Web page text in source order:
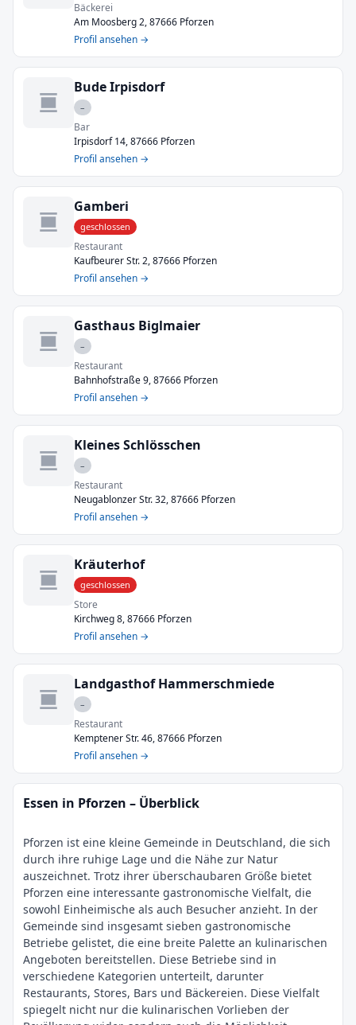
Bäckerei
Am Moosberg 2, 87666 Pforzen
Profil ansehen →
Bude Irpisdorf
–
Bar
Irpisdorf 14, 87666 Pforzen
Profil ansehen →
Gamberi
geschlossen
Restaurant
Kaufbeurer Str. 2, 87666 Pforzen
Profil ansehen →
Gasthaus Biglmaier
–
Restaurant
Bahnhofstraße 9, 87666 Pforzen
Profil ansehen →
Kleines Schlösschen
–
Restaurant
Neugablonzer Str. 32, 87666 Pforzen
Profil ansehen →
Kräuterhof
geschlossen
Store
Kirchweg 8, 87666 Pforzen
Profil ansehen →
Landgasthof Hammerschmiede
–
Restaurant
Kemptener Str. 46, 87666 Pforzen
Profil ansehen →
Essen in Pforzen – Überblick
Pforzen ist eine kleine Gemeinde in Deutschland, die sich
durch ihre ruhige Lage und die Nähe zur Natur
auszeichnet. Trotz ihrer überschaubaren Größe bietet
Pforzen eine interessante gastronomische Vielfalt, die
sowohl Einheimische als auch Besucher anzieht. In der
Gemeinde sind insgesamt sieben gastronomische
Betriebe gelistet, die eine breite Palette an kulinarischen
Angeboten bereitstellen. Diese Betriebe sind in
verschiedene Kategorien unterteilt, darunter
Restaurants, Stores, Bars und Bäckereien. Diese Vielfalt
spiegelt nicht nur die kulinarischen Vorlieben der